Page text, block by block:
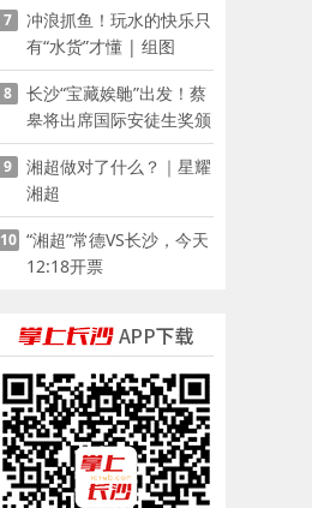
7
冲浪抓鱼！玩水的快乐只
有“水货”才懂 | 组图
8
长沙“宝藏娭毑”出发！蔡
皋将出席国际安徒生奖颁
奖典礼并领奖
9
湘超做对了什么？｜星耀
湘超
10 “湘超”常德VS长沙，今天
12:18开票